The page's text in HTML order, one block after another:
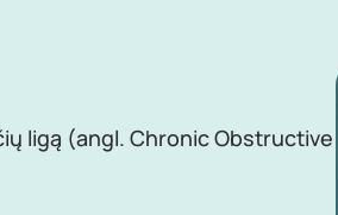
ligą (angl. Chronic Obstructive